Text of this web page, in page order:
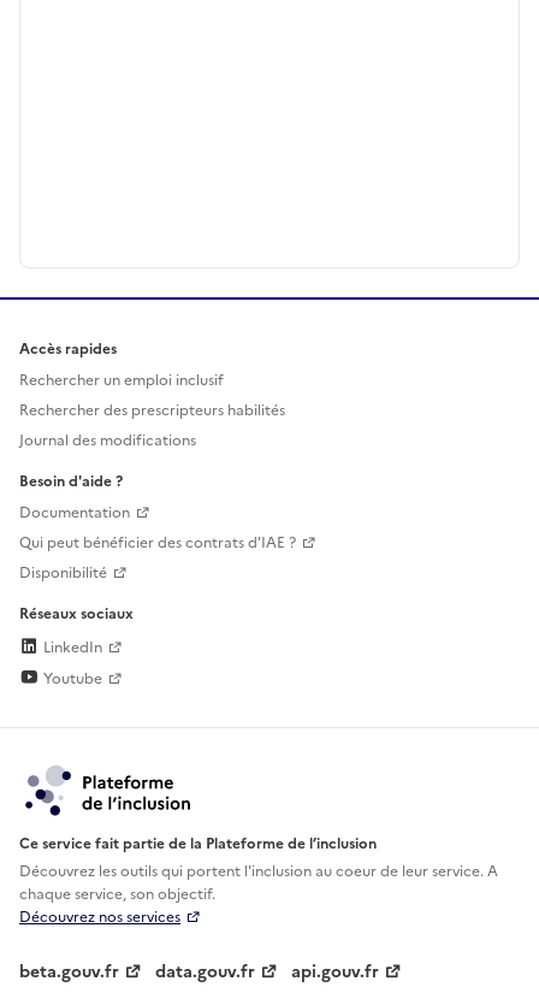
Accès rapides
Rechercher un emploi inclusif
Rechercher des prescripteurs habilités
Journal des modifications
Besoin d'aide ?
Documentation
Qui peut bénéficier des contrats d'IAE ?
Disponibilité
Réseaux sociaux
LinkedIn
Youtube
Ce service fait partie de la Plateforme de l’inclusion
Découvrez les outils qui portent l'inclusion aucoeur de leur service. A
chaque service, son objectif.
Découvrez nos services
beta.gouv.fr data.gouv.fr api.gouv.fr